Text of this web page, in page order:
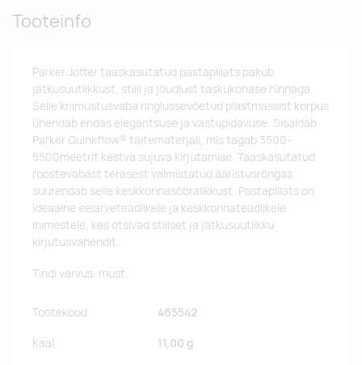
Tooteinfo
Parker Jotter taaskasutatud pastapliiats pakub
jätkusuutlikkust, stiili ja jõudlust taskukohase hinnaga.
Selle kriimustusvaba ringlussevõetud plastmassist korpus
ühendab endas elegantsuse ja vastupidavuse. Sisaldab
Parker Quinkflow® täitematerjali, mis tagab 3500-
5500meetrit kestva sujuva kirjutamise. Taaskasutatud
roostevabast terasest valmistatud ääristusrõngas
suurendab selle keskkonnasõbralikkust. Pastapliiats on
ideaalne eelarveteadlikele ja keskkonnateadlikele
inimestele, kes otsivad stiilset ja jätkusuutlikku
kirjutusvahendit.
Tindi värvus: must.
Tootekood 465542
Kaal 11,00 g